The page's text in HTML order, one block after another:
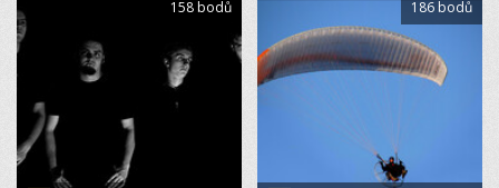
158 bodů 186 bodů